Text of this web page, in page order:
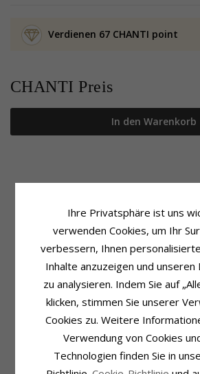
Verdienen 67 CHANTI point
CHANTI Preis
In den Warenkorb
BNH Veneziahalskette
14 Karat Weißgold
Breite:1,3
Länge:
50
Lieferzeit
Lieferzeit: 4-5 Werktage
VERWANDTE
Ihre Privatsphäre ist uns
verwenden Cookies, um Ihr
verbessern, Ihnen
Inhalte anzuzeigen und
zu analysieren. Indem Sie auf
klicken, stimmen Sie unserer
Cookies zu. Weitere
Verwendung von Cookies
Technologien finden Sie in